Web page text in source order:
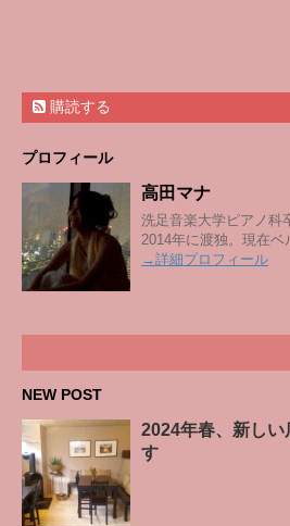
購読する
プロフィール
高田マナ
洗足音楽大学ピアノ科
2014年に渡独。現在ベ
→詳細プロフィール
NEW POST
2024年春、新し
す